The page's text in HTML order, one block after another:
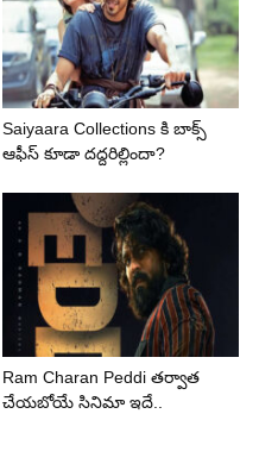
Saiyaara Collections కి బాక్స్
ఆఫీస్ కూడా దద్దరిల్లిందా?
Ram Charan Peddi తర్వాత
చేయబోయే సినిమా ఇదే..